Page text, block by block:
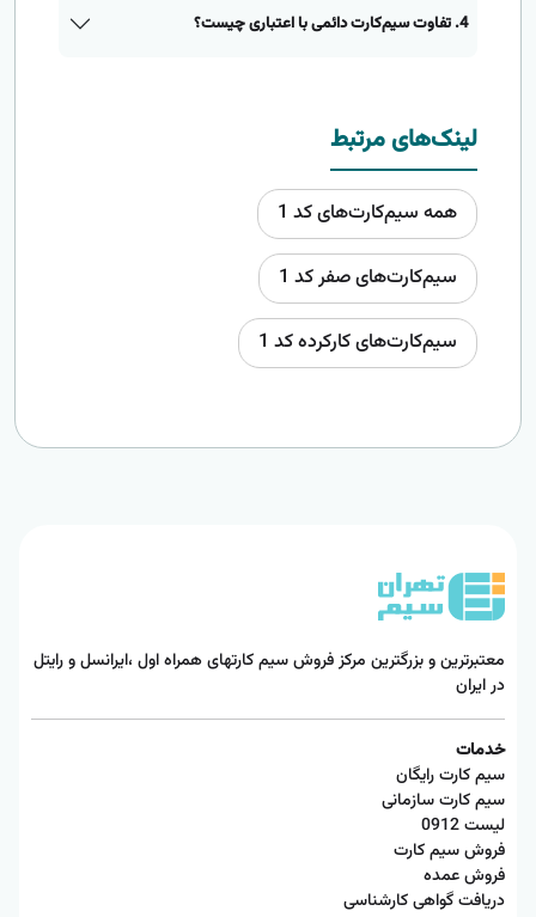
4. تفاوت سیم‌کارت دائمی با اعتباری چیست؟
لینک‌های مرتبط
همه سیم‌کارت‌های کد 1
سیم‌کارت‌های صفر کد 1
سیم‌کارت‌های کارکرده کد 1
معتبرترین و بزرگترین مرکز فروش سیم کارتهای همراه اول ،ایرانسل و رایتل
در ایران
خدمات
سیم کارت رایگان
سیم کارت سازمانی
لیست 0912
فروش سیم کارت
فروش عمده
دریافت گواهی کارشناسی